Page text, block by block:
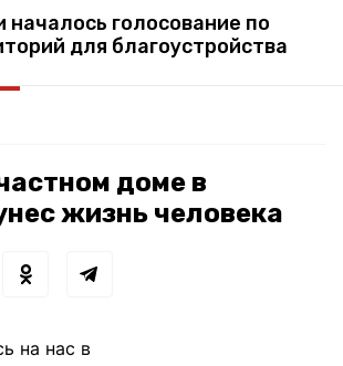
началось голосование по
для благоустройства
доме в
жизнь человека
на нас в